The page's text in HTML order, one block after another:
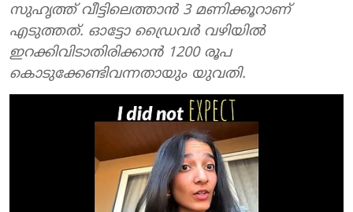
സുഹൃത്ത് വീട്ടിലെത്താന്‍ 3 മണിക്കൂറാണ്
എടുത്തത്. ഓട്ടോ ഡ്രൈവര്‍ വഴിയില്‍
ഇറക്കിവിടാതിരിക്കാന്‍ 1200 രൂപ
കൊടുക്കേണ്ടിവന്നതായും യുവതി.